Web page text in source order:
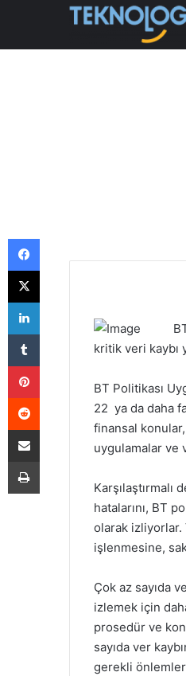
kritik veri kaybı
BT Politikası
22 ya da daha
finansal
uygulamalar ve
hatalarını, BT
olarak izliyorlar.
işlenmesine,
Çok az sayıda
izlemek için
prosedür ve
sayıda ver
gerekli
Facebook
X
LinkedIn
Tumblr
Pinterest
Reddit
E-Posta ile paylaş